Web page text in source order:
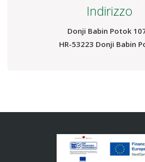
Indirizzo
Donji Babin Potok
HR-53223 Donji Babin